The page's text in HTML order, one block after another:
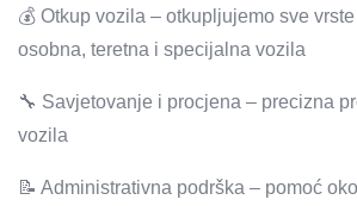
💰 Otkup vozila – otkupljujemo sve
osobna, teretna i specijalna vozila
🔧 Savjetovanje i procjena – precizna
vozila
📝 Administrativna podrška – pomoć